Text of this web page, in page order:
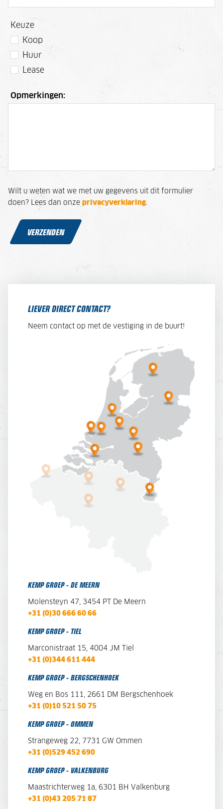
Keuze
Koop
Huur
Lease
Opmerkingen:
Wilt u weten wat we met uw gegevens uit dit formulier
doen? Lees dan onze privacyverklaring.
VERZENDEN
LIEVER DIRECT CONTACT?
Neem contact op met de vestiging in de buurt!
KEMP GROEP - DE MEERN
Molensteyn 47, 3454 PT De Meern
+31 (0)30 666 60 66
KEMP GROEP - TIEL
Marconistraat 15, 4004 JM Tiel
+31 (0)344 611 444
KEMP GROEP - BERGSCHENHOEK
Weg en Bos 111, 2661 DM Bergschenhoek
+31 (0)10 521 50 75
KEMP GROEP - OMMEN
Strangeweg 22, 7731 GW Ommen
+31 (0)529 452 690
KEMP GROEP - VALKENBURG
Maastrichterweg 1a, 6301 BH Valkenburg
+31 (0)43 205 71 87